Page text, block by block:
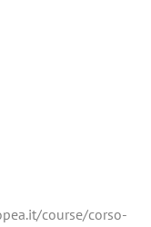
course/corso-